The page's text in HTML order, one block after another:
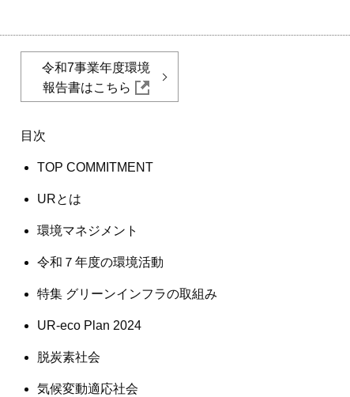
令和7事業年度環境
報告書はこちら
目次
TOP COMMITMENT
URとは
環境マネジメント
令和７年度の環境活動
特集 グリーンインフラの取組み
UR-eco Plan 2024
脱炭素社会
気候変動適応社会